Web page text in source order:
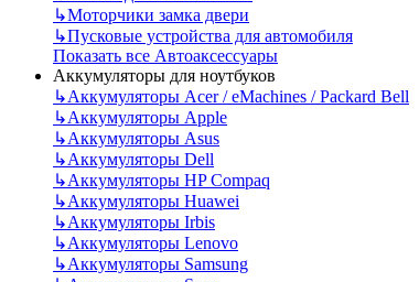
↳Моторчики замка двери
↳Пусковые устройства для автомобиля
Показать все Автоаксессуары
Аккумуляторы для ноутбуков
↳Аккумуляторы Acer / eMachines / Packard Bell
↳Аккумуляторы Apple
↳Аккумуляторы Asus
↳Аккумуляторы Dell
↳Аккумуляторы HP Compaq
↳Аккумуляторы Huawei
↳Аккумуляторы Irbis
↳Аккумуляторы Lenovo
↳Аккумуляторы Samsung